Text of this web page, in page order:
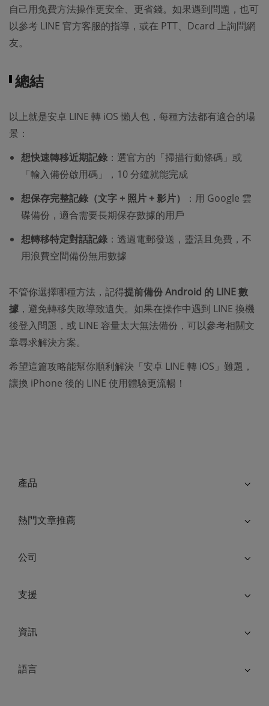
自己用免費方法操作更安全、更省錢。如果遇到問題，也可
以參考 LINE 官方客服的指導，或在 PTT、Dcard 上詢問網
友。
總結
以上就是安卓 LINE 轉 iOS 懶人包，每種方法都有適合的場
景：​
想快速轉移近期記錄 ：選官方的「掃描行動條碼」或
「輸入備份啟用碼」，10 分鐘就能完成
想保存完整記錄（文字 + 照片 + 影片）
：用 Google 雲
碟備份，適合需要長期保存數據的用戶
想轉移特定對話記錄 ：透過電郵發送，靈活且免費，不
用浪費空間備份無用數據
不管你選擇哪種方法，記得提前備份 Android 的 LINE 數
據 ，避免轉移失敗導致遺失。如果在操作中遇到 LINE 換機
後登入問題，或 LINE 容量太大無法備份，可以參考相關文
章尋求解決方案。
希望這篇攻略能幫你順利解決「安卓 LINE 轉 iOS」難題，
讓換 iPhone 後的 LINE 使用體驗更流暢！​
產品
熱門文章推薦
公司
支援
資訊
語言